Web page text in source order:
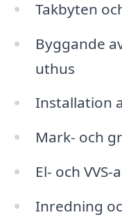
Takbyten
Byggande
uthus
Installation
Mark- och
El- och
Inredning